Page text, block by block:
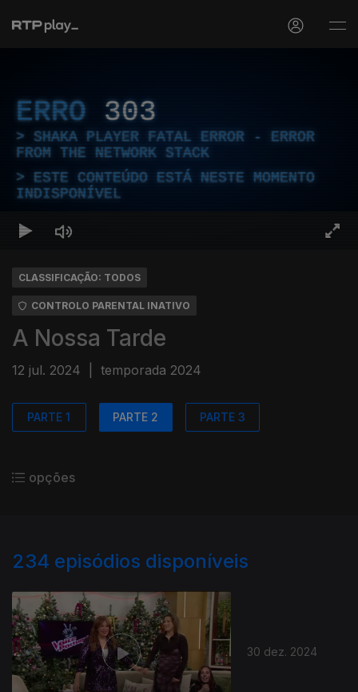
ERRO 303
SHAKA PLAYER FATAL ERROR - ERROR
FROM THE NETWORK STACK
ESTE CONTEÚDO ESTÁ NESTE MOMENTO
INDISPONÍVEL
CLASSIFICAÇÃO: TODOS
CONTROLO PARENTAL INATIVO
A Nossa Tarde
12 jul. 2024 temporada 2024
PARTE 1 PARTE 2 PARTE 3
opções
234 episódios disponíveis
30 dez. 2024